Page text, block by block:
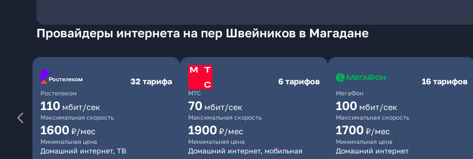
Провайдеры интернета на пер Швейников в Магадане
Ростелеком
32 тарифа
110 мбит/сек
Максимальная скорость
1600 ₽/мес
Минимальная цена
Домашний интернет, ТВ
МТС
6 тарифов
70 мбит/сек
Максимальная скорость
1900 ₽/мес
Минимальная цена
Домашний интернет, мобильная
МегаФон
16 тарифов
100 мбит/сек
Максимальная скорость
1700 ₽/мес
Минимальная цена
Домашний интернет